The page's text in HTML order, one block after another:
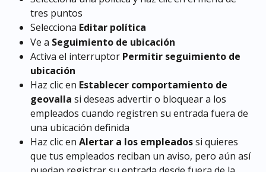
tres puntos
Selecciona Editar política
Ve a Seguimiento de ubicación
Activa el interruptor Permitir seguimiento de
ubicación
Haz clic en Establecer comportamiento de
geovalla si deseas advertir o bloquear a los
empleados cuando registren su entrada fuera de
una ubicación definida
Haz clic en Alertar a los empleados si quieres
que tus empleados reciban un aviso, pero aún así